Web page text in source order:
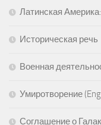
Латинская
Историческая речь
Военная
Умиротворение
Соглашение о